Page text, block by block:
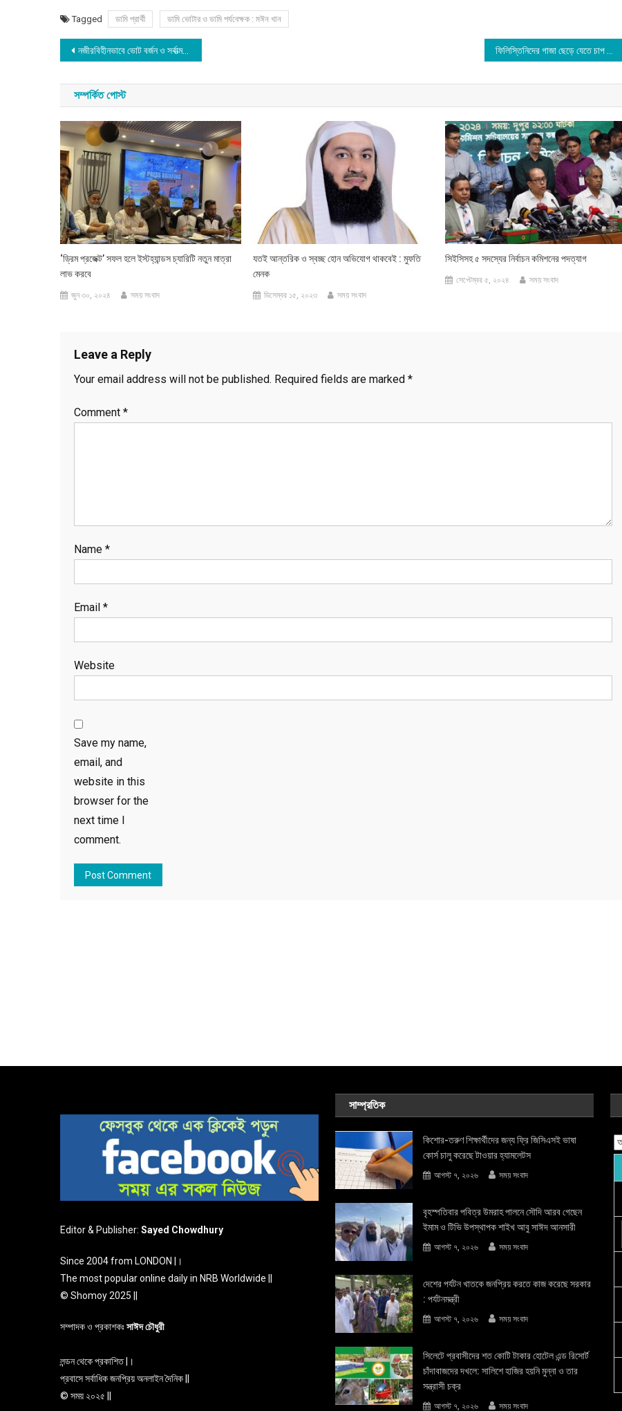
Tagged ডামি প্রার্থী ডামি ভোটার ও ডামি পর্যবেক্ষক : মঈন খান
Post
navigation
নজীরবিহীনভাবে ভোট বর্জন ও সর্বাত্মক হরতাল পালন করায় জামায়াতের অভিনন্দন ফিলিস্তিনিদের গাজা ছেড়ে যেতে চাপ দেয়া যাবে না : ব্লিঙ্কেন
সম্পর্কিত পোস্ট
‘ড্রিম প্রজেক্ট’ সফল হলে ইস্টহ্যান্ডস চ্যারিটি নতুন মাত্রা
লাভ করবে
জুন ৩০, ২০২৪ সময় সংবাদ
যতই আন্তরিক ও স্বচ্ছ হোন অভিযোগ থাকবেই : মুফতি
মেনক
ডিসেম্বর ১৫, ২০২৩ সময় সংবাদ
সিইসিসহ ৫ সদস্যের নির্বাচন কমিশনের পদত্যাগ
সেপ্টেম্বর ৫, ২০২৪ সময় সংবাদ
Leave a Reply
Your email address will not be published. Required fields are marked *
Comment *
Name *
Email *
Website
Save my name,
email, and
website in this
browser for the
next time I
comment.
Editor & Publisher:Sayed Chowdhury
Since 2004 from LONDON |।
The most popular online daily in NRB Worldwide ||
© Shomoy 2025 ||
সম্পাদক ও প্রকাশকঃসাঈদ চৌধুরী
লন্ডন থেকে প্রকাশিত |।
প্রবাসে সর্বাধিক জনপ্রিয় অনলাইন দৈনিক ||
© সময় ২০২৫ ||
সাম্প্রতিক
কিশোর-তরুণ শিক্ষার্থীদের জন্য ফ্রি জিসিএসই ভাষা
কোর্স চালু করেছে টাওয়ার হ্যামলেটস
আগস্ট ৭, ২০২৬ সময় সংবাদ
বৃহস্পতিবার পবিত্র উমরাহ পালনে সৌদি আরব গেছেন
ইমাম ও টিভি উপস্থাপক শাইখ আবু সাঈদ আনসারী
আগস্ট ৭, ২০২৬ সময় সংবাদ
দেশের পর্যটন খাতকে জনপ্রিয় করতে কাজ করেছে সরকার
: পর্যটনমন্ত্রী
আগস্ট ৭, ২০২৬ সময় সংবাদ
সিলেটে প্রবাসীদের শত কোটি টাকার হোটেল এন্ড রিসোর্ট
চাঁদাবাজদের দখলে: সালিশে হাজির হয়নি মুন্না ও তার
সন্ত্রাসী চক্র
আগস্ট ৭, ২০২৬ সময় সংবাদ